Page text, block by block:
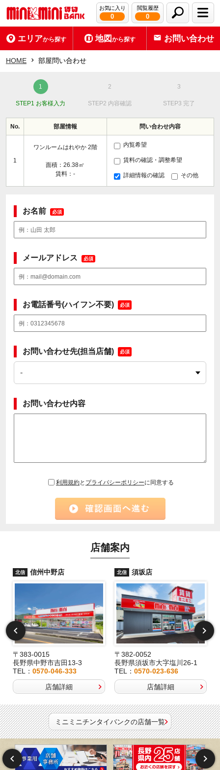
お気に入り
0
閲覧履歴
0
エリアから探す 地図から探す お問い合わせ
HOME 部屋問い合わせ
STEP1 お客様入力 STEP2 内容確認 STEP3 完了
No. 部屋情報 問い合わせ内容
1
ワンルームはれやか 2階
面積：26.38㎡
賃料：-
内覧希望
賃料の確認・調整希望
詳細情報の確認 その他
お名前 必須
メールアドレス 必須
お電話番号(ハイフン不要) 必須
お問い合わせ先(担当店舗) 必須
お問い合わせ内容
利用規約と プライバシーポリシーに同意する
店舗案内
北信 信州中野店
〒383-0015
長野県中野市吉田13-3
TEL： 0570-046-333
店舗詳細
北信 須坂店
〒382-0052
長野県須坂市大字塩川26-1
TEL：0570-023-636
店舗詳細
ミニミニチンタイバンクの店舗一覧